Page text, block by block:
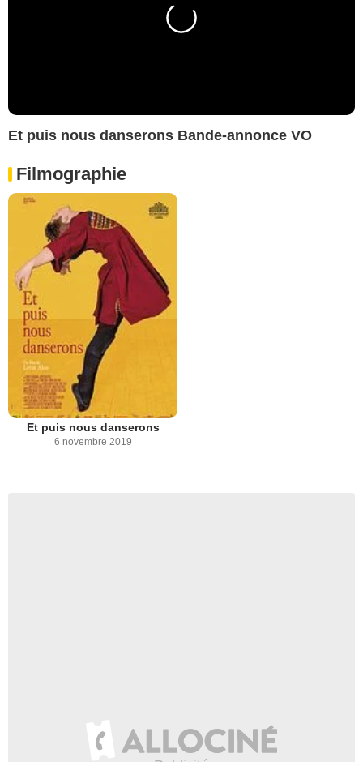
Et puis nous danserons Bande-annonce VO
Filmographie
Et puis nous danserons
6 novembre 2019